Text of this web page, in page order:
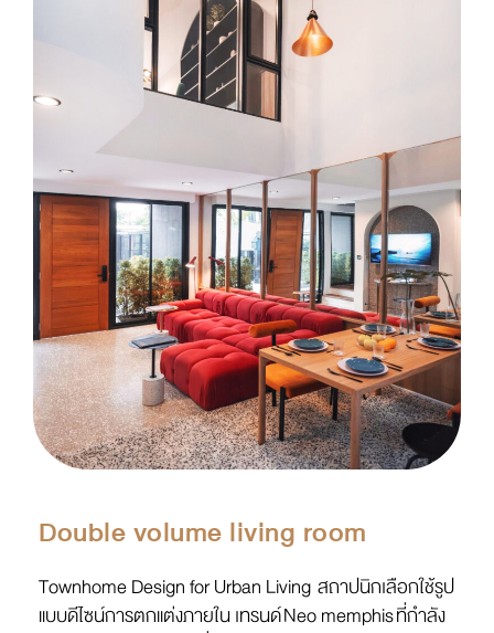
Double volume living room
Townhome Design for Urban Living สถาปนิกเลือกใช้รูป
แบบดีไซน์การตกแต่งภายใน เทรนด์Neo memphisที่กำลัง